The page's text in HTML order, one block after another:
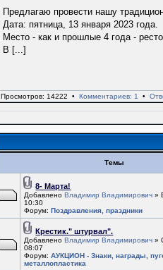
Предлагаю провести нашу
Дата: пятница, 13 января 2023 года.
Место - как и прошлые 4 года -
В [...]
Просмотров: 14222 •Комментариев: 1 •
Темы
8- Марта!
ДобавленоВладимир Владимирович »
10:30
Форум:Поздравления, праздники
Крестик." штурвал".
ДобавленоВладимир Владимирович »
08:07
Форум:АУКЦИОН - Знаки, награды,
металлопластика